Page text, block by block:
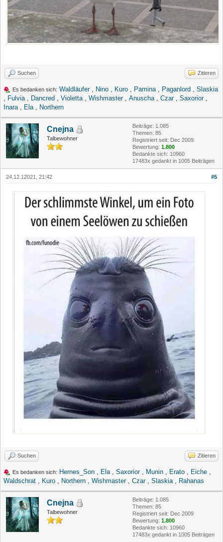
Suchen Zitieren
Es bedanken sich: Waldläufer, Nino , Kuro , Pamina, Paganlord , Slaskia
, Fulvia, Dancred , Violetta, Wishmaster, Anuscha, Czar, Saxorior,
Inara, Ela, Northern
Cnejna
Talbewohner
Beiträge: 1.085
Themen: 85
Registriert seit: Dec 2009
Bewertung: 1.800
Bedankte sich: 10960
17483x gedankt in 1005 Beiträgen
#5
24.12.12021, 21:42
Suchen Zitieren
Es bedanken sich: Hernes_Son , Ela, Saxorior, Munin , Erato , Eiche ,
Waldschrat , Kuro , Northern , Wishmaster, Czar, Slaskia, Rahanas
Cnejna
Talbewohner
Beiträge: 1.085
Themen: 85
Registriert seit: Dec 2009
Bewertung: 1.800
Bedankte sich: 10960
17483x gedankt in 1005 Beiträgen